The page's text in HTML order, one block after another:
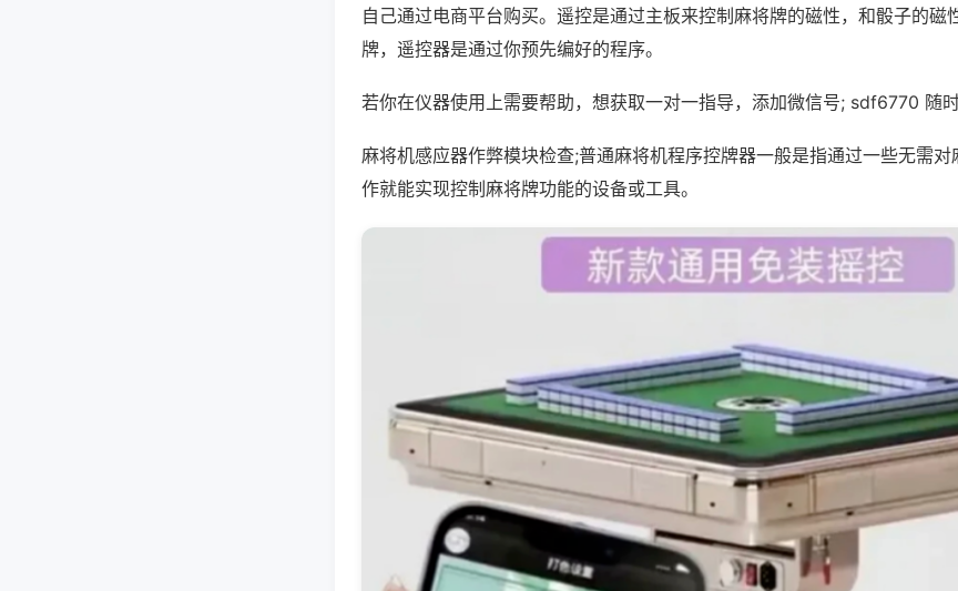
自己通过电商平台购买。遥控是通过主板来控制麻将牌的磁性，和骰子的磁
牌，遥控器是通过你预先编好的程序。
若你在仪器使用上需要帮助，想获取一对一指导，添加微信号; sdf6770 随时
麻将机感应器作弊模块检查;普通麻将机程序控牌器一般是指通过一些无需
作就能实现控制麻将牌功能的设备或工具。